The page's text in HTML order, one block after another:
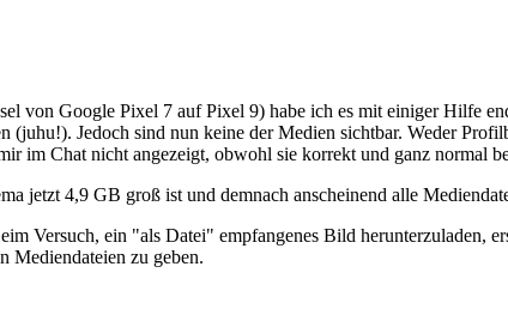
von Google Pixel 7 auf Pixel 9) habe ich es mit einiger Hilfe
(juhu!). Jedoch sind nun keine der Medien sichtbar. Weder
im Chat nicht angezeigt, obwohl sie korrekt und ganz normal
jetzt 4,9 GB groß ist und demnach anscheinend alle
Versuch, ein "als Datei" empfangenes Bild herunterzuladen,
Mediendateien zu geben.